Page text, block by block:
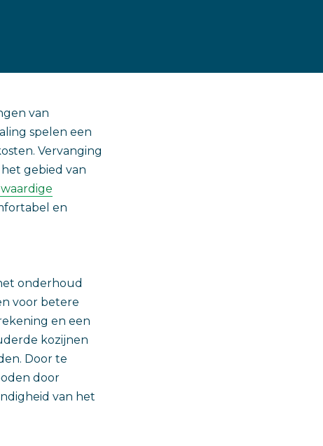
van
spelen een
Vervanging
gebied van
en
onderhoud
voor betere
en een
kozijnen
Door te
door
van het